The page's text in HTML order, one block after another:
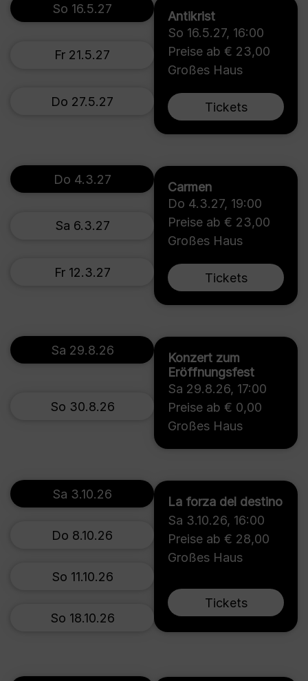
Antikrist
So 16.5.27, 16:00
Preise ab € 23,00
Großes Haus
Tickets
So 16.5.27
Fr 21.5.27
Do 27.5.27
Carmen
Do 4.3.27, 19:00
Preise ab € 23,00
Großes Haus
Tickets
Do 4.3.27
Sa 6.3.27
Fr 12.3.27
Konzert zum
Eröffnungsfest
Sa 29.8.26, 17:00
Preise ab € 0,00
Großes Haus
Sa 29.8.26
So 30.8.26
La forza del destino
Sa 3.10.26, 16:00
Preise ab € 28,00
Großes Haus
Tickets
Sa 3.10.26
Do 8.10.26
So 11.10.26
So 18.10.26